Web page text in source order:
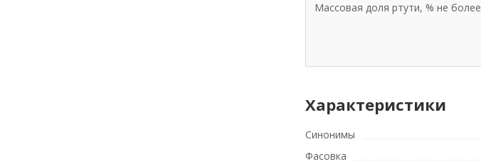
Массовая доля ртути, % не более
Характеристики
Синонимы
Фасовка